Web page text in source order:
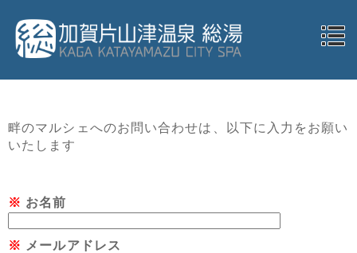
畔のマルシェへのお問い合わせは、以下に入力をお願い
いたします
※ お名前
※ メールアドレス